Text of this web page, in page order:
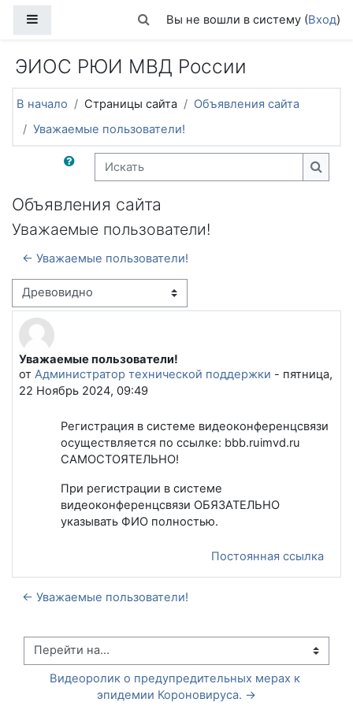
Изменить данные поисковой
Вы не вошли в систему (Вход)
ЭИОС РЮИ МВД России
В начало Страницы сайта
Объявления сайта
Уважаемые пользователи!
Искать
Объявления сайта
Уважаемые пользователи!
← Уважаемые пользователи!
Режим отображения
Уважаемые пользователи!
от Администратор технической поддержки - пятница,
22 Ноябрь 2024, 09:49
Количество ответов: 0
Регистрация в системе видеоконференцсвязи
осуществляется по ссылке: bbb.ruimvd.ru
САМОСТОЯТЕЛЬНО!
При регистрации в системе
видеоконференцсвязи ОБЯЗАТЕЛЬНО
указывать ФИО полностью.
Постоянная ссылка
← Уважаемые пользователи!
Перейти на...
Видеоролик о предупредительных мерах к
эпидемии Короновируса. →